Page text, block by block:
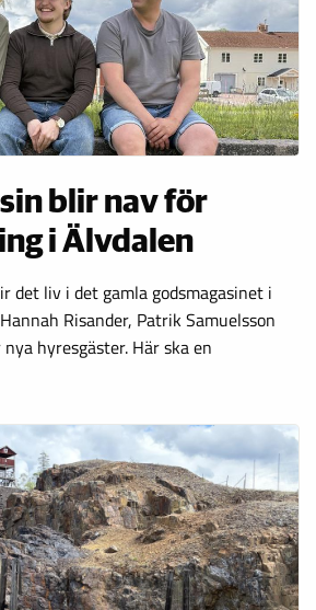
blir nav för
i Älvdalen
det liv i det gamla godsmagasinet i
Risander, Patrik Samuelsson
hyresgäster. Här ska en